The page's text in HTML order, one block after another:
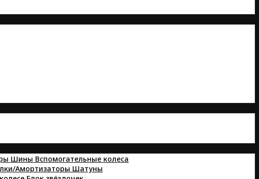
Шины Вспомогательные колеса
Амортизаторы Шатуны